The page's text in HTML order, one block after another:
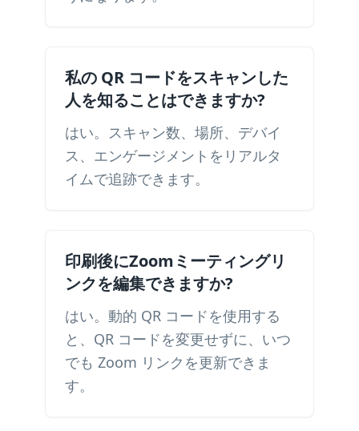
私の QR コードをスキャンした
人を知ることはできますか?
はい。スキャン数、場所、デバイ
ス、エンゲージメントをリアルタ
イムで追跡できます。
印刷後にZoomミーティングリ
ンクを編集できますか?
はい。動的 QR コードを使用する
と、QR コードを変更せずに、いつ
でも Zoom リンクを更新できま
す。